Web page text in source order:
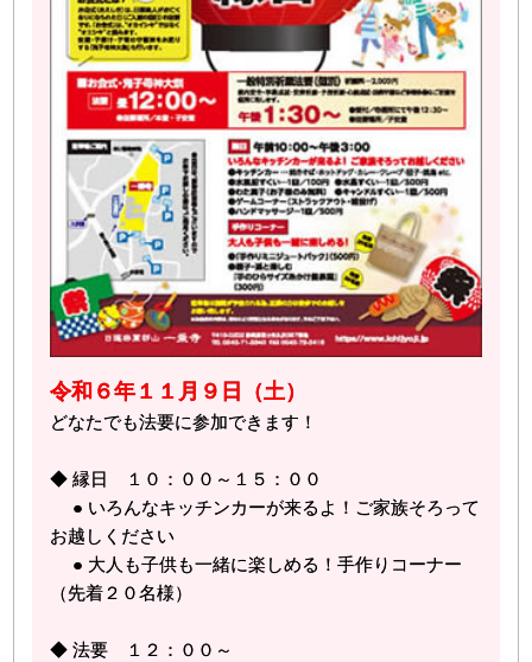
令和６年１１月９日（土）
どなたでも法要に参加できます！
◆ 縁日 １０：００～１５：００
● いろんなキッチンカーが来るよ！ご家族そろって
お越しください
● 大人も子供も一緒に楽しめる！手作りコーナー
（先着２０名様）
◆ 法要 １２：００～